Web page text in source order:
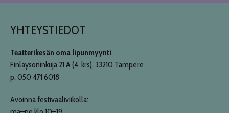
YHTEYSTIEDOT
Teatterikesän oma lipunmyynti
Finlaysoninkuja 21 A (4. krs), 33210 Tampere
p. 050 471 6018
Avoinna festivaaliviikolla: